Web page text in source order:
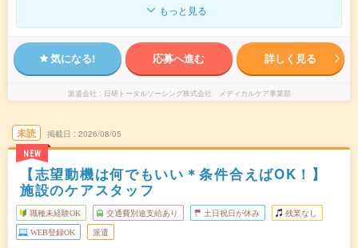
もっと見る
気になる! 応募へ進む 詳しく見る
派遣会社 日研トータルソーシング株式会社 メディカルケア事業部
未読
NEW
掲載日 2026/08/05
【志望動機は何でもいい＊条件合えばOK！】
施設のケアスタッフ
職種未経験OK 交通費別途支給あり 土日祝日が休み 残業なし
WEB登録OK 派遣